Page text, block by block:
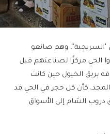
وهم صانعو
الحي مركزًا لصناعتهم قبل
بريق الخيول حين كانت
كأن كل حجر في الحي قد
الشام إلى الأسواق